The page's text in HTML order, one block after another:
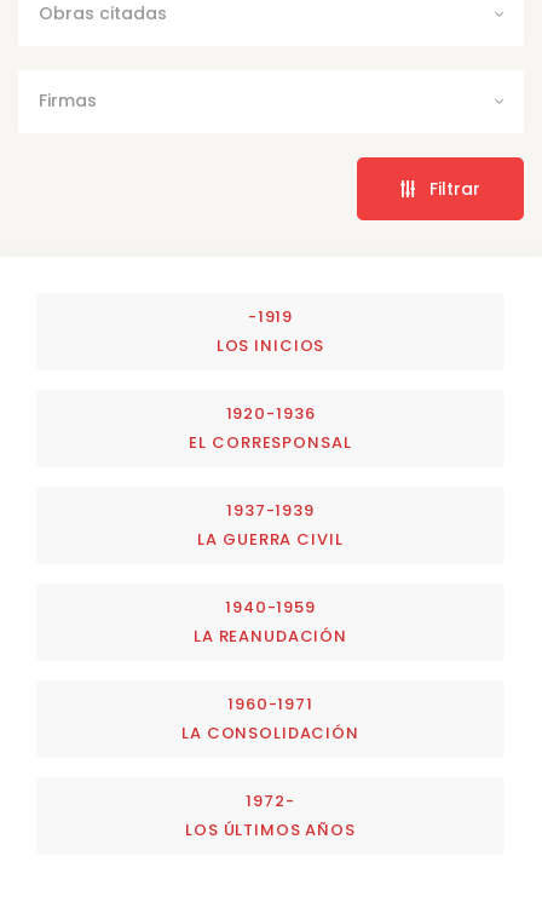
Obras citadas
Firmas
Filtrar
-1919
LOS INICIOS
1920-1936
EL CORRESPONSAL
1937-1939
LA GUERRA CIVIL
1940-1959
LA REANUDACIÓN
1960-1971
LA CONSOLIDACIÓN
1972-
LOS ÚLTIMOS AÑOS